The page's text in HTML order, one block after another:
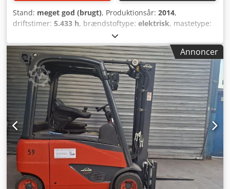
Stand: meget god (brugt), Produktionsår: 2014,
driftstimer: 5.433 h, brændstoftype: elektrisk, mastetype:
automatisk, batterispænding:
højde:2.110 mm, samlet længde:2.750 mm, samlet
bredde:1.100 mm, = Yderligere muligheder og tilbehør = -
Batterioplader = Bemærkninger = Velholdt LINDE E12-01 el-
gaffeltruck fra 2014 med duplexmast, sideskift, integreret
oplader, 5.433 driftstimer. = Yderligere oplysninger =
Årgang: 2014 Crjdpfozgvi Ejx Ai Aof Egenvægt: 2.355 kg
Løftekapacitet: 1.200 kg Teknisk stand: meget god Visuel
stand: meget god Kontakt Arne Honingh for yderligere
oplysninger.
Annoncer